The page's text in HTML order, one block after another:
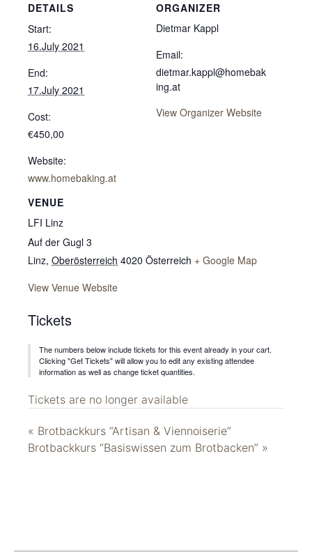
DETAILS
Start:
16.July 2021
End:
17.July 2021
Cost:
€450,00
Website:
www.homebaking.at
VENUE
LFI Linz
Auf der Gugl 3
Linz, Oberösterreich 4020 Österreich + Google Map
View Venue Website
ORGANIZER
Dietmar Kappl
Email:
dietmar.kappl@homebak
ing.at
View Organizer Website
Tickets
The numbers below include tickets for this event already in your cart.
Clicking "Get Tickets" will allow you to edit any existing attendee
information as well as change ticket quantities.
Tickets are no longer available
« Brotbackkurs “Artisan & Viennoiserie”
Brotbackkurs “Basiswissen zum Brotbacken” »